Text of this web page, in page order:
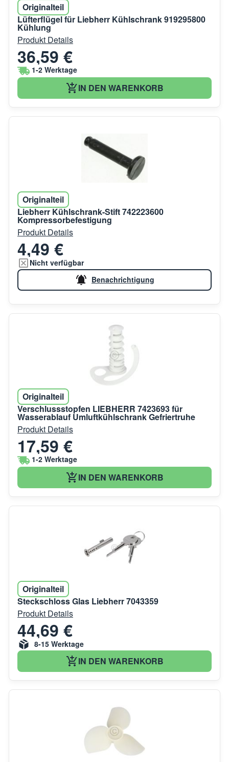
Originalteil
Lüfterflügel für Liebherr Kühlschrank 919295800
Kühlung
Produkt Details
36,59 €
1-2 Werktage
IN DEN WARENKORB
Originalteil
Liebherr Kühlschrank-Stift 742223600
Kompressorbefestigung
Produkt Details
4,49 €
Nicht verfügbar
Benachrichtigung
Originalteil
Verschlussstopfen LIEBHERR 7423693 für
Wasserablauf Umluftkühlschrank Gefriertruhe
Produkt Details
17,59 €
1-2 Werktage
IN DEN WARENKORB
Originalteil
Steckschloss Glas Liebherr 7043359
Produkt Details
44,69 €
8-15 Werktage
IN DEN WARENKORB